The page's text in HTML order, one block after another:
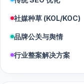
社媒种草 (KOL/KOC)
品牌公关与舆情
行业整案解决方案